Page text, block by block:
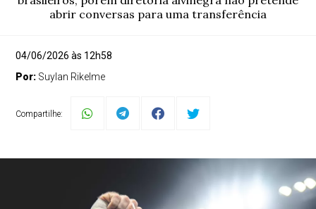
abrir conversas para uma transferência
04/06/2026 às 12h58
Por: Suylan Rikelme
Compartilhe: